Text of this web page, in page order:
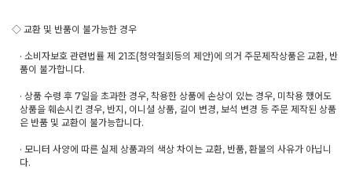
◇ 교환 및 반품이 불가능한 경우
· 소비자보호 관련법률 제 21조(청약철회등의 제안)에 의거 주문제작상품은 교환, 반
품이 불가합니다.
· 상품 수령 후 7일을 초과한 경우, 착용한 상품에 손상이 있는 경우, 미착용 했어도
상품을 훼손시킨 경우, 반지, 이니셜 상품, 길이 변경, 보석 변경 등 주문 제작된 상품
은 반품 및 교환이 불가능합니다.
· 모니터 사양에 따른 실제 상품과의 색상 차이는 교환, 반품, 환불의 사유가 아닙니
다.